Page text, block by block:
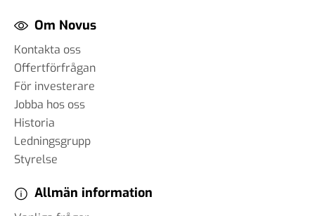
Om Novus
Kontakta oss
Offertförfrågan
För investerare
Jobba hos oss
Historia
Ledningsgrupp
Styrelse
Allmän information